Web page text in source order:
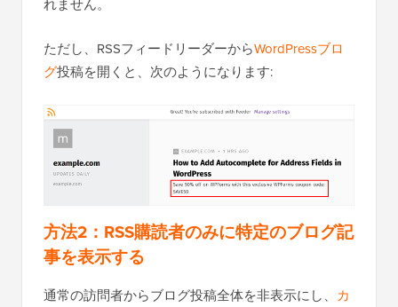
れません。
ただし、RSSフィードリーダーからWordPressブロ
グ投稿を開くと、次のようになります:
方法2：RSS購読者のみに特定のブログ記
事を表示する
通常の訪問者からブログ投稿全体を非表示にし、 カ